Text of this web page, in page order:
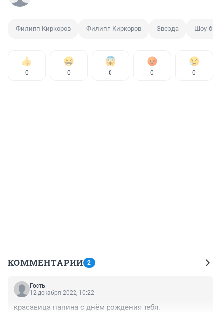
Филипп Киркоров Филипп Киркоров Звезда Шоу-
0 0 0 0 0
КОММЕНТАРИИ 2
Гость
12 декабря 2022, 10:22
красавица папина с днём рождения тебя.